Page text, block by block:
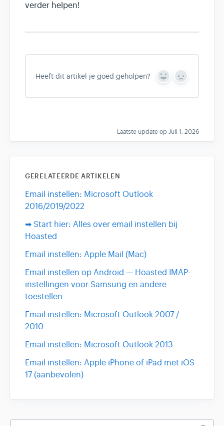
verder helpen!
Heeft dit artikel je goed geholpen?
Y
s
N
Laatste update op Juli 1, 2026
GERELATEERDE ARTIKELEN
Email instellen: Microsoft Outlook
2016/2019/2022
➡ Start hier: Alles over email instellen bij
Hoasted
Email instellen: Apple Mail (Mac)
Email instellen op Android — Hoasted IMAP-
instellingen voor Samsung en andere
toestellen
Email instellen: Microsoft Outlook 2007 /
2010
Email instellen: Microsoft Outlook 2013
Email instellen: Apple iPhone of iPad met iOS
17 (aanbevolen)